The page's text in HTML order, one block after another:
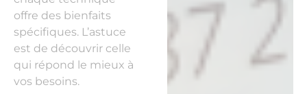
offre des bienfaits
spécifiques. L’astuce
est de découvrir celle
qui répond le mieux à
vos besoins.